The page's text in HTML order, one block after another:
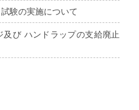
験の実施について
び ハンドラップの支給廃止